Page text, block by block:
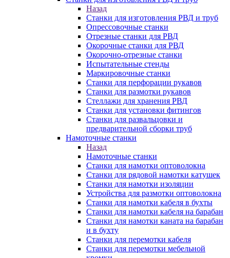
Назад
Станки для изготовления РВД и труб
Опрессовочные станки
Отрезные станки для РВД
Окорочные станки для РВД
Окорочно-отрезные станки
Испытательные стенды
Маркировочные станки
Станки для перфорации рукавов
Станки для размотки рукавов
Стеллажи для хранения РВД
Станки для установки фитингов
Станки для развальцовки и
предварительной сборки труб
Намоточные станки
Назад
Намоточные станки
Станки для намотки оптоволокна
Станки для рядовой намотки катушек
Станки для намотки изоляции
Устройства для размотки оптоволокна
Станки для намотки кабеля в бухты
Станки для намотки кабеля на барабан
Станки для намотки каната на барабан
и в бухту
Станки для перемотки кабеля
Станки для перемотки мебельной